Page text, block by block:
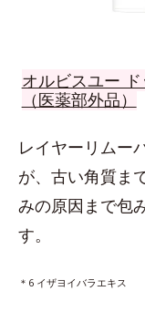
オルビスユー
（医薬部外品）
レイヤーリムー
が、古い角質ま
みの原因まで包
す。
＊6 イザヨイバラエキス